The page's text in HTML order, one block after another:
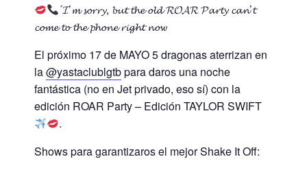
´𝓘’𝓶 𝓼𝓸𝓻𝓻𝔂, 𝓫𝓾𝓽 𝓽𝓱𝓮 𝓸𝓵𝓭 𝓡𝓞𝓐𝓡 𝓟𝓪𝓻𝓽𝔂 𝓬𝓪𝓷’𝓽
𝓬𝓸𝓶𝓮 𝓽𝓸 𝓽𝓱𝓮 𝓹𝓱𝓸𝓷𝓮 𝓻𝓲𝓰𝓱𝓽 𝓷𝓸𝔀
El próximo 17 de MAYO 5 dragonas aterrizan en
la@yastaclublgtbpara daros una noche
fantástica (no en Jet privado, eso sí) con la
edición ROAR Party – Edición TAYLOR SWIFT
.
Shows para garantizaros el mejor Shake It Off: